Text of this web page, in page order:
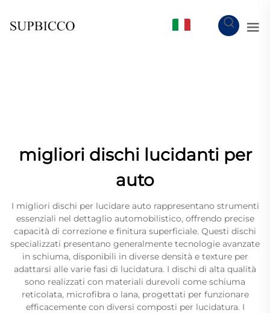
migliori dischi lucidanti per
auto
I migliori dischi per lucidare auto rappresentano strumenti
essenziali nel dettaglio automobilistico, offrendo precise
capacità di correzione e finitura superficiale. Questi dischi
specializzati presentano generalmente tecnologie avanzate
in schiuma, disponibili in diverse densità e texture per
adattarsi alle varie fasi di lucidatura. I dischi di alta qualità
sono realizzati con materiali durevoli come schiuma
reticolata, microfibra o lana, progettati per funzionare
efficacemente con diversi composti per lucidatura. I